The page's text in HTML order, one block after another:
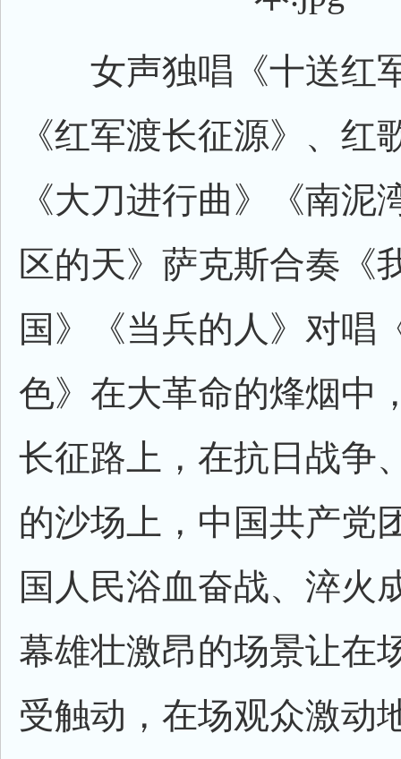
女声独唱《十送红
《红军渡长征源》、红
《大刀进行曲》《南泥
区的天》萨克斯合奏《
国》《当兵的人》对唱
色》在大革命的烽烟中
长征路上，在抗日战争
的沙场上，中国共产党
国人民浴血奋战、淬火
幕雄壮激昂的场景让在
受触动，在场观众激动